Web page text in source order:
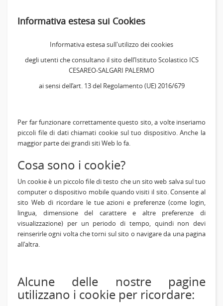
Informativa estesa sui Cookies
Informativa estesa sull'utilizzo dei cookies
degli utenti che consultano il sito dell’Istituto Scolastico ICS
CESAREO-SALGARI PALERMO
ai sensi dell’art. 13 del Regolamento (UE) 2016/679
Per far funzionare correttamente questo sito, a volte inseriamo
piccoli file di dati chiamati cookie sul tuo dispositivo. Anche la
maggior parte dei grandi siti Web lo fa.
Cosa sono i cookie?
Un cookie è un piccolo file di testo che un sito web salva sul tuo
computer o dispositivo mobile quando visiti il sito. Consente al
sito Web di ricordare le tue azioni e preferenze (come login,
lingua, dimensione del carattere e altre preferenze di
visualizzazione) per un periodo di tempo, quindi non devi
reinserirle ogni volta che torni sul sito o navigare da una pagina
all'altra.
Alcune delle nostre pagine
utilizzano i cookie per ricordare: